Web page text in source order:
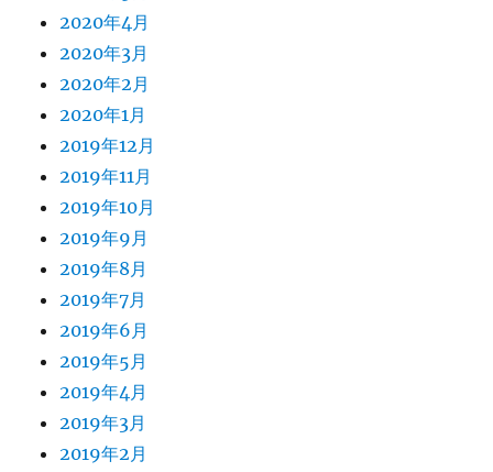
2020年4月
2020年3月
2020年2月
2020年1月
2019年12月
2019年11月
2019年10月
2019年9月
2019年8月
2019年7月
2019年6月
2019年5月
2019年4月
2019年3月
2019年2月